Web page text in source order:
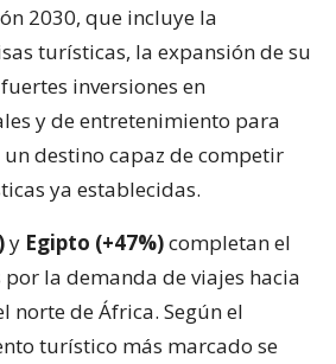
2030, que incluye la
turísticas, la expansión de su
inversiones en
y de entretenimiento para
destino capaz de competir
ya establecidas.
y Egipto (+47%)completan el
la demanda de viajes hacia
norte de África. Según el
turístico más marcado se